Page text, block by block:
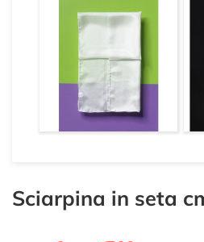
Sciarpina in seta